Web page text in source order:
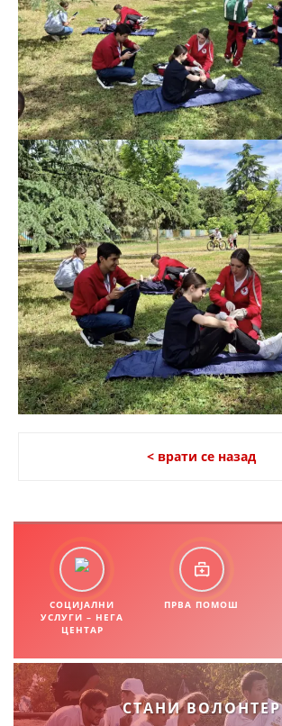
< врати се назад
СОЦИЈАЛНИ
УСЛУГИ – НЕГА
ЦЕНТАР
ПРВА ПОМОШ
СТАНИ ВОЛОНТЕР